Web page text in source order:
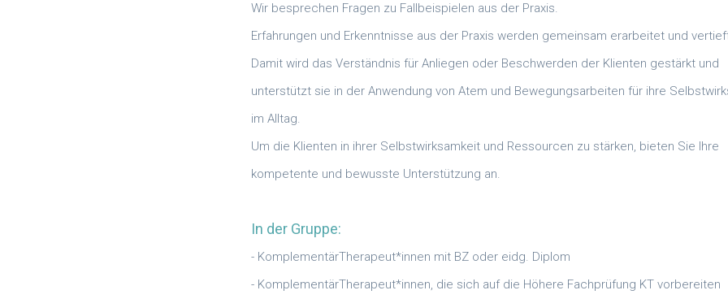
Wir besprechen Fragen zu Fallbeispielen aus der Praxis.
Erfahrungen und Erkenntnisse aus der Praxis werden gemeinsam erarbeitet und
Damit wird das Verständnis für Anliegen oder Beschwerden der Klienten gestärkt und
unterstützt sie in der Anwendung von Atem und Bewegungsarbeiten für ihre
im Alltag.
Um die Klienten in ihrer Selbstwirksamkeit und Ressourcen zu stärken, bieten Sie Ihre
kompetente und bewusste Unterstützung an.
In der Gruppe:
- KomplementärTherapeut*innen mit BZ oder eidg. Diplom
- KomplementärTherapeut*innen, die sich auf die Höhere Fachprüfung KT vorbereiten